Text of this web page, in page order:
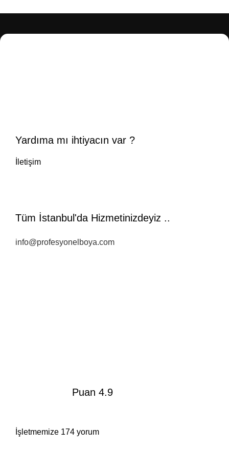
Yardıma mı ihtiyacın var ?
İletişim
Tüm İstanbul'da Hizmetinizdeyiz ..
info@profesyonelboya.com
Puan 4.9
İşletmemize 174 yorum